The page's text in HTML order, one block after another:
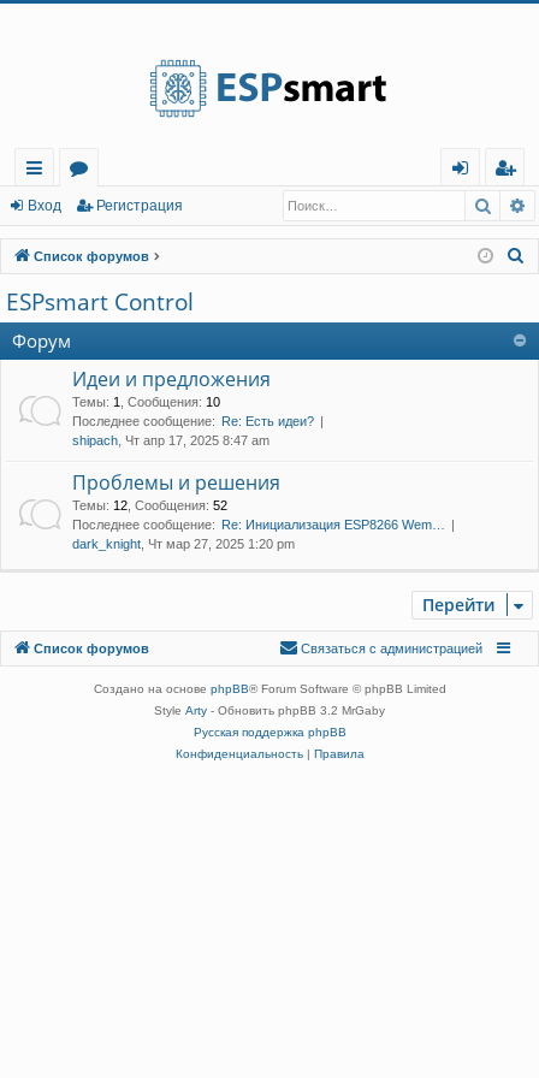
с
ы
лк
и
о
ру
м
ы
д
г
ис
тр
Вход Регистрация
Список форумов
к
ESPsmart Control
Форум
Идеи и предложения
Темы: 1 Сообщения: 10
Последнее сообщение: Re: Есть идеи?
shipach , Чт апр 17, 2025 8:47 am
Проблемы и решения
Темы: 12 Сообщения: 52
Последнее сообщение: Re: Инициализация ESP8266 Wem…
dark_knight , Чт мар 27, 2025 1:20 pm
Перейти
Список форумов
Связаться с
Связаться с администрацией
Создано на основе phpBB® Forum Software © phpBB Limited
Style Arty - Обновить phpBB 3.2 MrGaby
Русская поддержка phpBB
Конфиденциальность| Правила